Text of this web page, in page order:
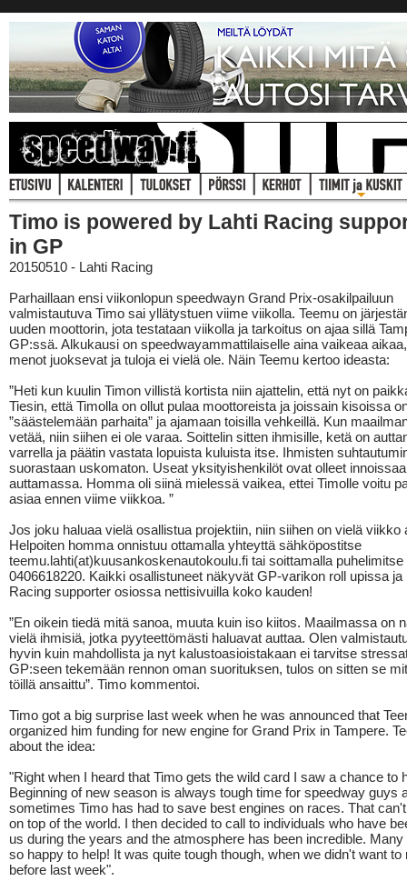
Timo is powered by Lahti Racing
in GP
20150510 - Lahti Racing
Parhaillaan ensi viikonlopun speedwayn Grand Prix-osakilpailuun
valmistautuva Timo sai yllätystuen viime viikolla. Teemu on
uuden moottorin, jota testataan viikolla ja tarkoitus on ajaa sillä
GP:ssä. Alkukausi on speedwayammattilaiselle aina vaikeaa
menot juoksevat ja tuloja ei vielä ole. Näin Teemu kertoo ideasta:
”Heti kun kuulin Timon villistä kortista niin ajattelin, että nyt on
Tiesin, että Timolla on ollut pulaa moottoreista ja joissain kisoissa
”säästelemään parhaita” ja ajamaan toisilla vehkeillä. Kun
vetää, niin siihen ei ole varaa. Soittelin sitten ihmisille, ketä on
varrella ja päätin vastata lopuista kuluista itse. Ihmisten
suorastaan uskomaton. Useat yksityishenkilöt ovat olleet
auttamassa. Homma oli siinä mielessä vaikea, ettei Timolle voitu
asiaa ennen viime viikkoa. ”
Jos joku haluaa vielä osallistua projektiin, niin siihen on vielä viikko
Helpoiten homma onnistuu ottamalla yhteyttä sähköpostitse
teemu.lahti(at)kuusankoskenautokoulu.fi tai soittamalla puhelimitse
0406618220. Kaikki osallistuneet näkyvät GP-varikon roll upissa ja
Racing supporter osiossa nettisivuilla koko kauden!
”En oikein tiedä mitä sanoa, muuta kuin iso kiitos. Maailmassa on
vielä ihmisiä, jotka pyyteettömästi haluavat auttaa. Olen
hyvin kuin mahdollista ja nyt kalustoasioistakaan ei tarvitse
GP:seen tekemään rennon oman suorituksen, tulos on sitten se
töillä ansaittu”. Timo kommentoi.
Timo got a big surprise last week when he was announced that
organized him funding for new engine for Grand Prix in Tampere.
about the idea:
"Right when I heard that Timo gets the wild card I saw a chance to
Beginning of new season is always tough time for speedway guys
sometimes Timo has had to save best engines on races. That
on top of the world. I then decided to call to individuals who have
us during the years and the atmosphere has been incredible. Many
so happy to help! It was quite tough though, when we didn't want to
before last week".